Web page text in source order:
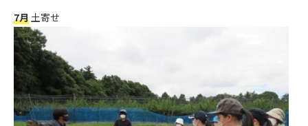
7月土寄せ